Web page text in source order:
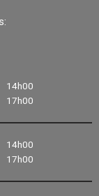
14h00
17h00
14h00
17h00